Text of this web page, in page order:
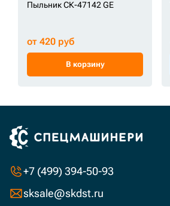
Пыльник СК-47142 GE
от 420 руб
В корзину
+7 (499) 394-50-93
sksale@skdst.ru